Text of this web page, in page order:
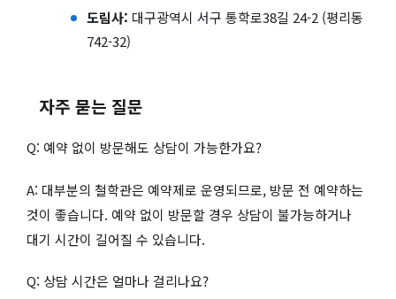
도림사: 대구광역시 서구 통학로38길 24-2 (평리동
742-32)
자주 묻는 질문
Q: 예약 없이 방문해도 상담이 가능한가요?
A: 대부분의 철학관은 예약제로 운영되므로, 방문 전 예약하는
것이 좋습니다. 예약 없이 방문할 경우 상담이 불가능하거나
대기 시간이 길어질 수 있습니다.
Q: 상담 시간은 얼마나 걸리나요?